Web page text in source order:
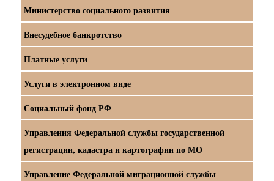
Министерство социального развития
Внесудебное банкротство
Платные услуги
Услуги в электронном виде
Социальный фонд РФ
Управления Федеральной службы государственной
регистрации, кадастра и картографии по МО
Управление Федеральной миграционной службы